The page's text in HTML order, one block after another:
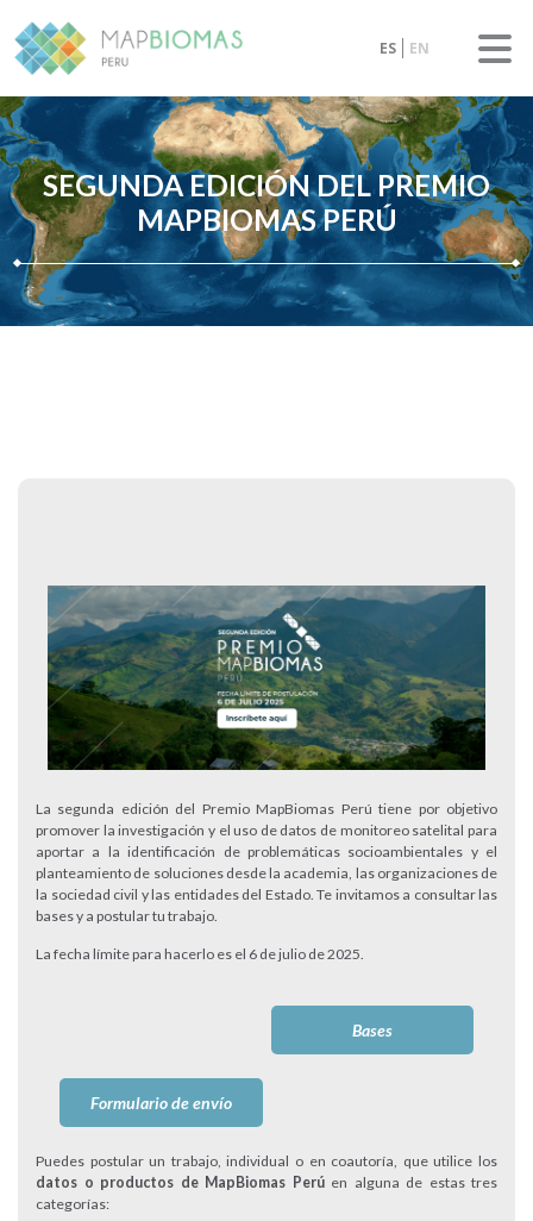
ES EN
SEGUNDA EDICIÓN DEL PREMIO
MAPBIOMAS PERÚ
La segunda edición del Premio MapBiomas Perú tiene por objetivo
promover la investigación y el uso de datos de monitoreo satelital para
aportar a la identificación de problemáticas socioambientales y el
planteamiento de soluciones desde la academia, las organizaciones de
la sociedad civil y las entidades del Estado. Te invitamos a consultar las
bases y a postular tu trabajo.
La fecha límite para hacerlo es el 6 de julio de 2025.
Bases
Formulario de envío
Puedes postular un trabajo, individual o en coautoría, que utilice los
datos o productos de MapBiomas Perú en alguna de estas tres
categorías: